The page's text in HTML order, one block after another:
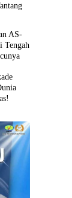
AS-
Tengah